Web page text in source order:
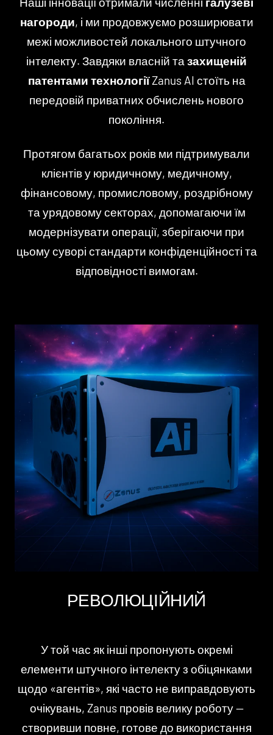
нагороди, і ми продовжуємо розширювати
межі можливостей локального штучного
інтелекту. Завдяки власній та захищеній
патентами технологіїZanus AI стоїть на
передовій приватних обчислень нового
покоління.
Протягом багатьох років ми підтримували
клієнтів у юридичному, медичному,
фінансовому, промисловому, роздрібному
та урядовому секторах, допомагаючи їм
модернізувати операції, зберігаючи при
цьому суворі стандарти конфіденційності та
відповідності вимогам.
РЕВОЛЮЦІЙНИЙ
У той час як інші пропонують окремі
елементи штучного інтелекту з обіцянками
щодо «агентів», які часто не виправдовують
очікувань, Zanus провів велику роботу —
створивши повне, готове до використання